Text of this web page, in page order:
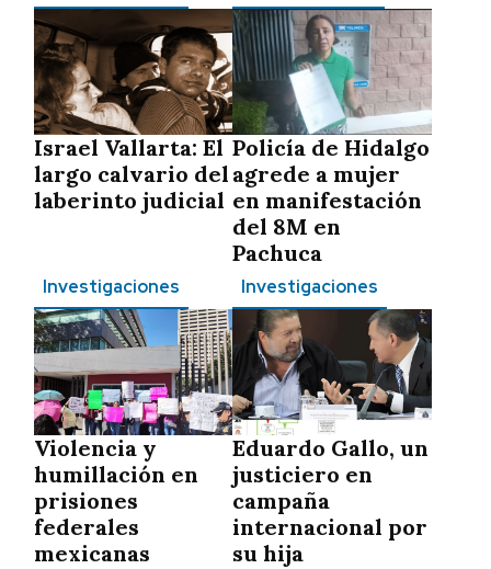
Israel Vallarta: El
largo calvario del
laberinto judicial
Policía de Hidalgo
agrede a mujer
en manifestación
del 8M en
Pachuca
Investigaciones
Violencia y
humillación en
prisiones
federales
mexicanas
Investigaciones
Eduardo Gallo, un
justiciero en
campaña
internacional por
su hija